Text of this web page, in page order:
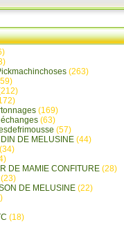
(263)
(169)
(63)
(57)
DE MELUSINE (44)
(34)
DE MAMIE CONFITURE (28)
(23)
DE MELUSINE (22)
(18)